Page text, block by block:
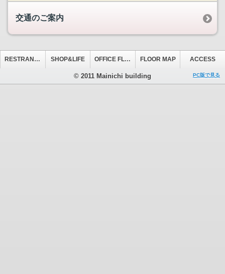
交通のご案内
RESTRANT&CAFE SHOP&LIFE OFFICE FLOOR FLOOR MAP ACCESS
© 2011 Mainichi building PC版で見る